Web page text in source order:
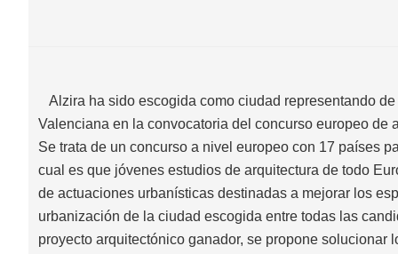
Alzira ha sido escogida como ciudad representando
Valenciana en la convocatoria del concurso europeo de
Se trata de un concurso a nivel europeo con 17 países
cual es que jóvenes estudios de arquitectura de todo
de actuaciones urbanísticas destinadas a mejorar los
urbanización de la ciudad escogida entre todas las
proyecto arquitectónico ganador, se propone solucionar